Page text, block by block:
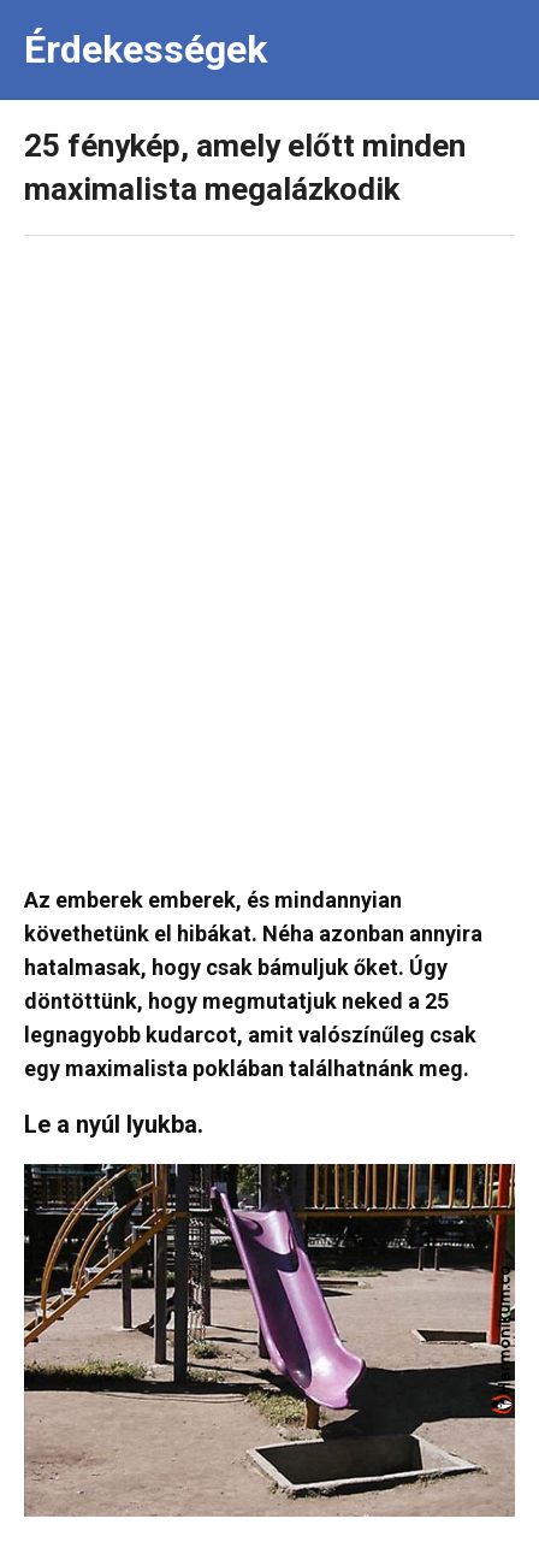
Érdekességek
25 fénykép, amely előtt minden
maximalista megalázkodik
Az emberek emberek, és mindannyian
követhetünk el hibákat. Néha azonban annyira
hatalmasak, hogy csak bámuljuk őket. Úgy
döntöttünk, hogy megmutatjuk neked a 25
legnagyobb kudarcot, amit valószínűleg csak
egy maximalista poklában találhatnánk meg.
Le a nyúl lyukba.